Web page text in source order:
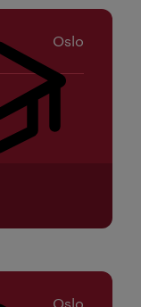
Oslo
Oslo